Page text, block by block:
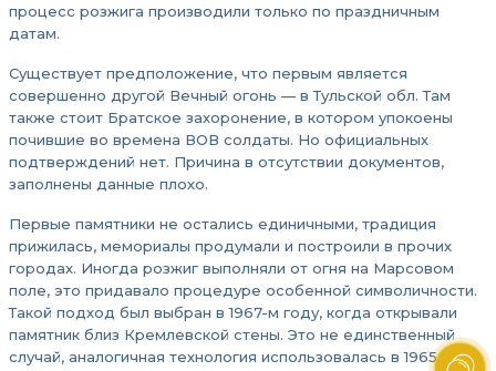
процесс розжига производили только по праздничным
датам.
Существует предположение, что первым является
совершенно другой Вечный огонь — в Тульской обл. Там
также стоит Братское захоронение, в котором упокоены
почившие во времена ВОВ солдаты. Но официальных
подтверждений нет. Причина в отсутствии документов,
заполнены данные плохо.
Первые памятники не остались единичными, традиция
прижилась, мемориалы продумали и построили в прочих
городах. Иногда розжиг выполняли от огня на Марсовом
поле, это придавало процедуре особенной символичности.
Такой подход был выбран в 1967-м году, когда открывали
памятник близ Кремлевской стены. Это не единственный
случай, аналогичная технология использовалась в 1965-м, в